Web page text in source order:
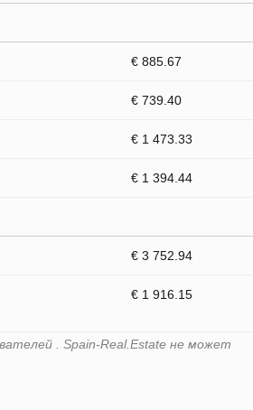
€ 885.67
€ 739.40
€ 1 473.33
€ 1 394.44
€ 3 752.94
€ 1 916.15
. Spain-Real.Estate не может